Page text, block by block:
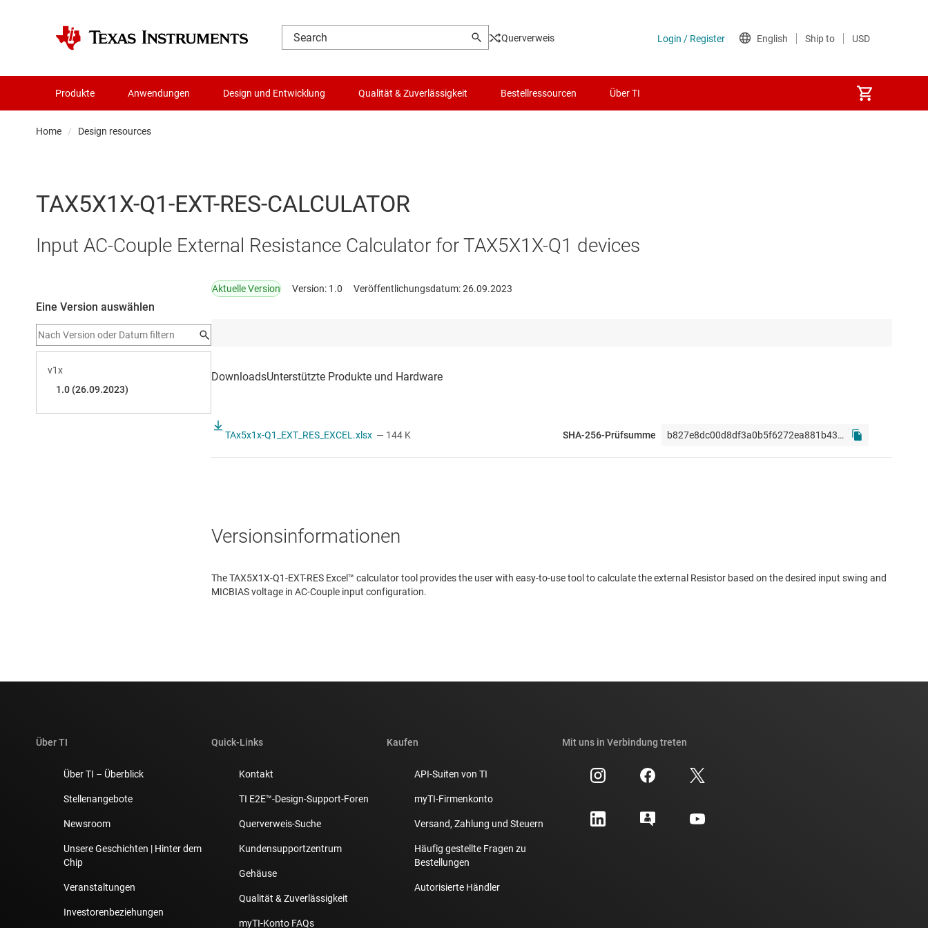
Querverweis
Produkte Anwendungen Design und Entwicklung Qualität & Zuverlässigkeit Bestellressourcen Über TI
Home Design resources
TAX5X1X-Q1-EXT-RES-CALCULATOR
Input AC-Couple External Resistance Calculator for TAX5X1X-Q1 devices
Eine Version auswählen
Aktuelle Version Version: 1.0 Veröffentlichungsdatum: 26.09.2023
TAx5x1x-Q1_EXT_RES_EXCEL.xlsx — 144 K SHA-256-Prüfsumme
Versionsinformationen
The TAX5X1X-Q1-EXT-RES Excel™ calculator tool provides the user with easy-to-use tool to calculate the external Resistor based on the desired input swing and
MICBIAS voltage in AC-Couple input configuration.
Über TI
Über TI – Überblick
Stellenangebote
Newsroom
Unsere Geschichten | Hinter dem
Chip
Veranstaltungen
Investorenbeziehungen
Quick-Links
Kontakt
TI E2E™-Design-Support-Foren
Querverweis-Suche
Kundensupportzentrum
Gehäuse
Qualität & Zuverlässigkeit
myTI-Konto FAQs
Kaufen
API-Suiten von TI
myTI-Firmenkonto
Versand, Zahlung und Steuern
Häufig gestellte Fragen zu
Bestellungen
Autorisierte Händler
Mit uns in Verbindung treten